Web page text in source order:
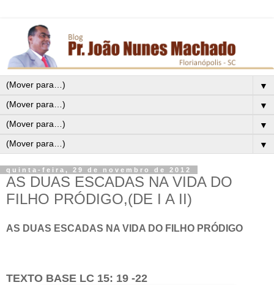
▼
▼
▼
▼
quinta-feira, 29 de novembro de 2012
AS DUAS ESCADAS NA VIDA DO
FILHO PRÓDIGO,(DE I A II)
AS DUAS ESCADAS NA VIDA DO FILHO PRÓDIGO
TEXTO BASE LC 15: 19 -22